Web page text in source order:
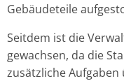
Gebäudeteile
Seitdem ist die
gewachsen, da die
zusätzliche